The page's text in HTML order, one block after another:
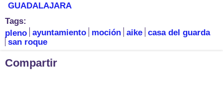
GUADALAJARA
Tags:
pleno ayuntamiento moción aike casa del guarda
san roque
Compartir